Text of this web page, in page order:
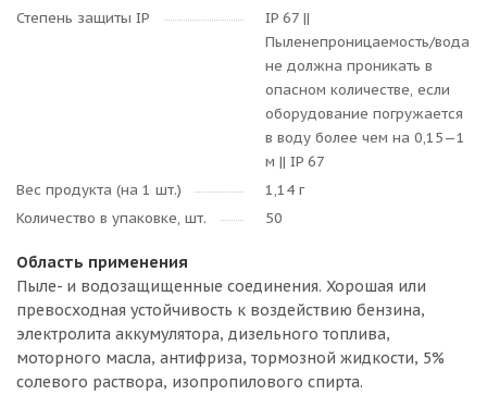
Степень защиты IP
IP 67 ||
Пыленепроницаемость/вода
не должна проникать в
опасном количестве, если
оборудование погружается
в воду более чем на 0,15—1
м || IP 67
Вес продукта (на 1 шт.)
1,14 г
Количество в упаковке, шт.
50
Область применения
Пыле- и водозащищенные соединения. Хорошая или
превосходная устойчивость к воздействию бензина,
электролита аккумулятора, дизельного топлива,
моторного масла, антифриза, тормозной жидкости, 5%
солевого раствора, изопропилового спирта.